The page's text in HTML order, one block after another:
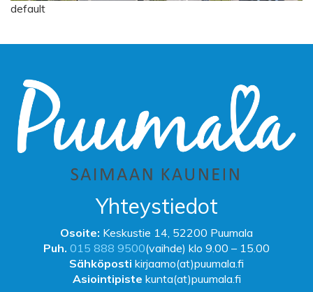
default
Yhteystiedot
Osoite: Keskustie 14, 52200 Puumala
Puh. 015 888 9500(vaihde) klo 9.00 – 15.00
Sähköposti kirjaamo(at)puumala.fi
Asiointipiste kunta(at)puumala.fi